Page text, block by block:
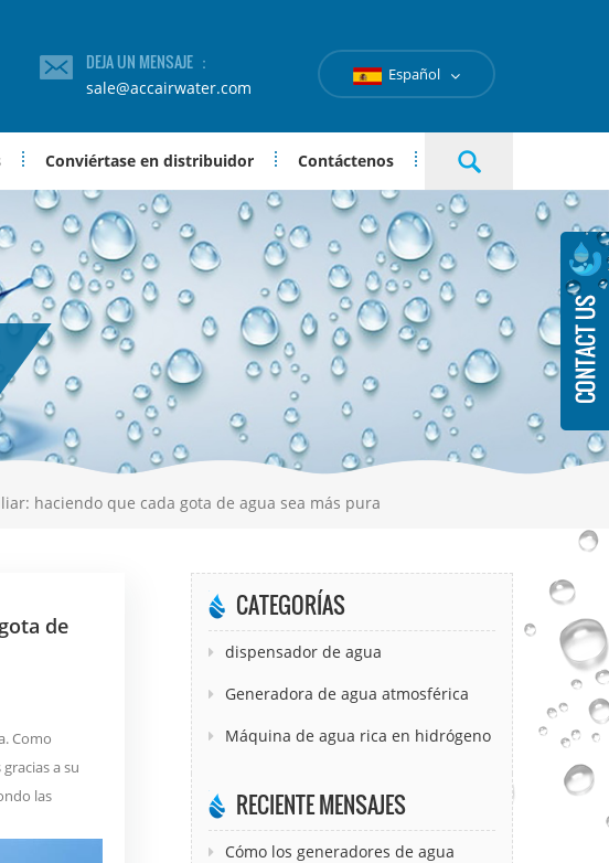
DEJA UN MENSAJE ：
sale@accairwater.com
Español
Conviértase en distribuidor Contáctenos
haciendo que cada gota de agua sea más pura
de
Como
a su
las
CATEGORÍAS
dispensador de agua
Generadora de agua atmosférica
Máquina de agua rica en hidrógeno
RECIENTE MENSAJES
Cómo los generadores de agua